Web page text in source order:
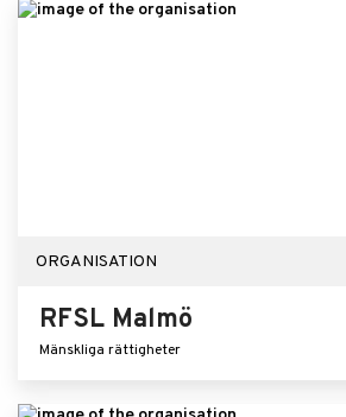
ORGANISATION
RFSL Malmö
Mänskliga rättigheter